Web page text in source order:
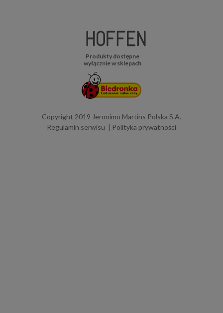
Produkty dostępne
wyłącznie w sklepach
Copyright 2019 Jeronimo Martins Polska S.A.
Regulamin serwisu
Polityka prywatności